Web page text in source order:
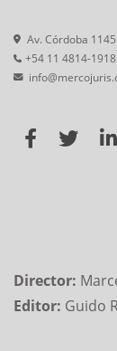
Av. Córdoba
+54 11 4814-1918
Director:
Editor: Guido